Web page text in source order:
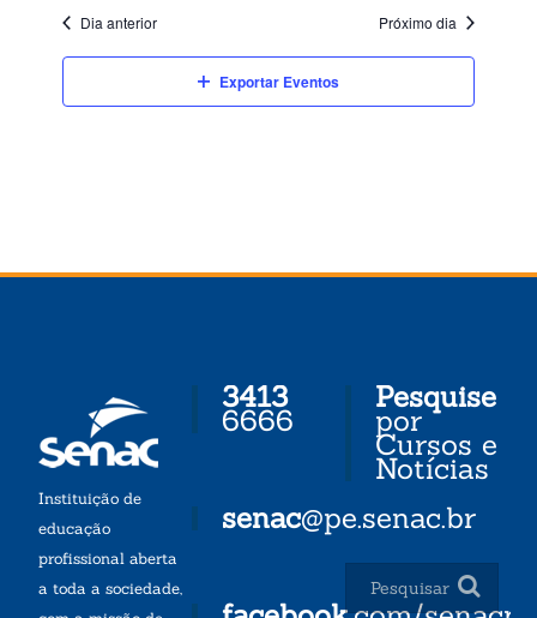
Dia anterior Próximo dia
Exportar Eventos
Instituição de
educação
profissional aberta
a toda a sociedade,
3413
6666
senac@pe.senac.br
Pesquise
por
Cursos e
Notícias